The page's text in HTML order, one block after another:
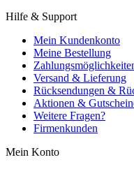
Hilfe & Support
Mein Kundenkonto
Meine Bestellung
Versand & Lieferung
Rücksendungen &
Aktionen &
Weitere Fragen?
Firmenkunden
Mein Konto